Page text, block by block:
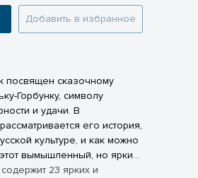
Добавить в избранное
посвящен сказочному
Горбунку, символу
и удачи. В
его история,
культуре, и как можно
вымышленный, но яркий
работе предлагается
23 ярких и